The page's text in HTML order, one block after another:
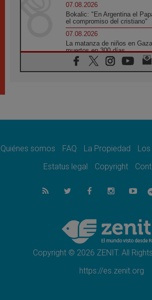
07.08.2026
Bokalic: "En Argentina el
el compromiso del cristiano"
07.08.2026
La matanza de niños en
muertos en 300 días
07.08.2026
Tagle: La guerra desfigura el
como misión al servicio del
SIGNIS 2026, dar voz a las
07.08.2026
Lanzan un proyecto de
Programa oficial del Viaje
Papa León XIV a Francia
Quiénes somos FAQ La Propiedad
Estatus legal
Copyright
Copyright © 2026 ZENIT. All
https://es.zenit.org